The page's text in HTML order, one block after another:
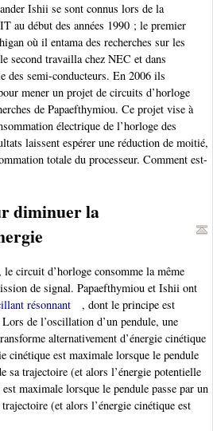
Ishii se sont connus lors de la
au début des années 1990 ; le premier
où il entama des recherches sur les
second travailla chez NEC et dans
des semi-conducteurs. En 2006 ils
mener un projet de circuits d’horloge
de Papaefthymiou. Ce projet vise à
électrique de l’horloge des
laissent espérer une réduction de moitié,
totale du processeur. Comment est-
diminuer la
circuit d’horloge consomme la même
de signal. Papaefthymiou et Ishii ont
résonnant
, dont le principe est
de l’oscillation d’un pendule, une
alternativement d’énergie cinétique
cinétique est maximale lorsque le pendule
sa trajectoire (et alors l’énergie potentielle
maximale lorsque le pendule passe par un
(et alors l’énergie cinétique est